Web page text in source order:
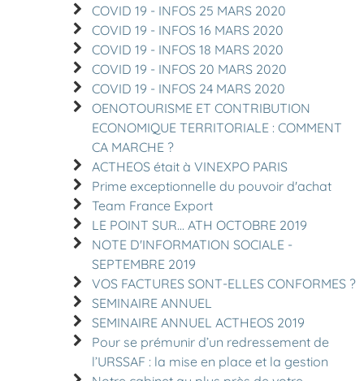
COVID 19 - INFOS 25 MARS 2020
COVID 19 - INFOS 16 MARS 2020
COVID 19 - INFOS 18 MARS 2020
COVID 19 - INFOS 20 MARS 2020
COVID 19 - INFOS 24 MARS 2020
OENOTOURISME ET CONTRIBUTION
ECONOMIQUE TERRITORIALE : COMMENT
CA MARCHE ?
ACTHEOS était à VINEXPO PARIS
Prime exceptionnelle du pouvoir d'achat
Team France Export
LE POINT SUR... ATH OCTOBRE 2019
NOTE D'INFORMATION SOCIALE -
SEPTEMBRE 2019
VOS FACTURES SONT-ELLES CONFORMES ?
SEMINAIRE ANNUEL
SEMINAIRE ANNUEL ACTHEOS 2019
Pour se prémunir d’un redressement de
l’URSSAF : la mise en place et la gestion